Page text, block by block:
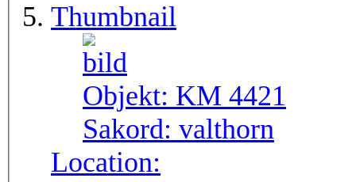
Thumbnail
Objekt: KM 4421
Sakord: valthorn
Location: